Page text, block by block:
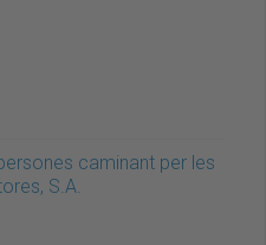
caminant per les
S.A.